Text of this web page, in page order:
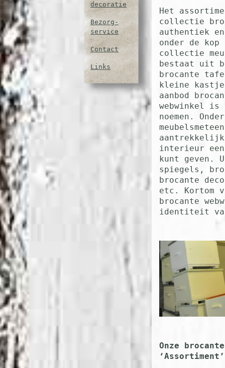
decoratie
Bezorg-
service
Contact
Links
Het
collectie
authentiek
onder de
collectie
bestaat uit
brocante
kleine
aanbod
webwinkel
noemen.
interieur
kunt geven.
spiegels,
brocante
etc. Kortom
brocante
identiteit
Onze